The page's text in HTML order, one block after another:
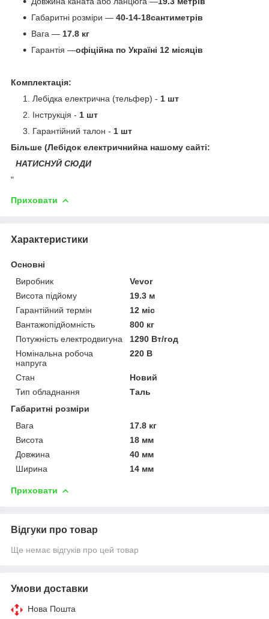
Габаритні розміри — 40-14-18сантиметрів
Вага — 17.8 кг
Гарантія —офіційна по Україні 12 місяців
Комплектація:
Лебідка електрична (тельфер) - 1 шт
Інструкція - 1 шт
Гарантійний талон - 1 шт
Більше (Лебідок електричнийна нашому сайті:
НАТИСНУЙ СЮДИ
"
Приховати
Характеристики
Основні
Виробник
Vevor
Висота підйому
19.3 м
Гарантійний термін
12 міс
Вантажопідйомність
800 кг
Потужність електродвигуна
1290 Вт/год
Номінальна робоча
напруга
220 В
Стан
Новий
Тип обладнання
Таль
Габаритні розміри
Вага
17.8 кг
Висота
18 мм
Довжина
40 мм
Ширина
14 мм
Приховати
Відгуки про товар
Ще немає відгуків про цей товар
Умови доставки
Нова Пошта